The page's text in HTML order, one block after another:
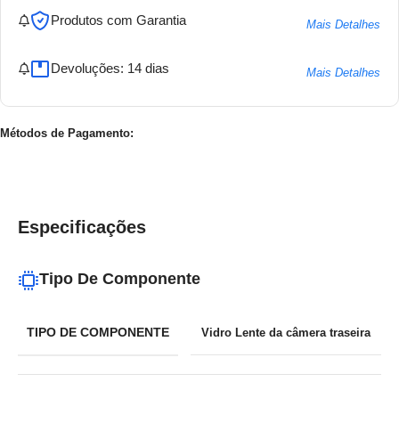
Produtos com Garantia Mais Detalhes
Devoluções: 14 dias Mais Detalhes
Métodos de Pagamento:
Especificações
Tipo De Componente
TIPO DE COMPONENTE Vidro Lente da câmera traseira